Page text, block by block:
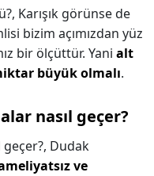
Karışık görünse de
bizim açımızdan yüz
bir ölçüttür. Yani alt
büyük olmalı.
nasıl geçer?
Dudak
ve